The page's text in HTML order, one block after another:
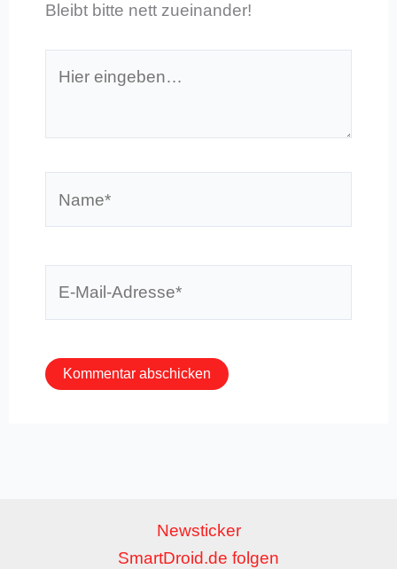
Bleibt bitte nett zueinander!
eingeben…
Newsticker
SmartDroid.de folgen